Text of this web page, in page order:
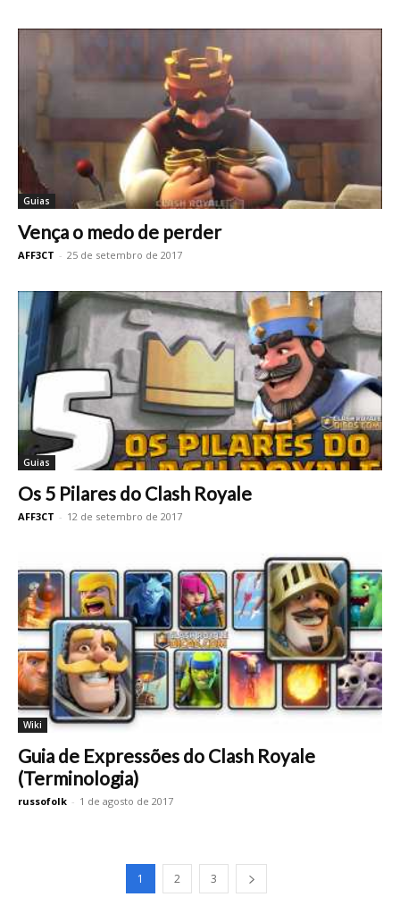
Guias
Vença o medo de perder
AFF3CT - 25 de setembro de 2017
Guias
Os 5 Pilares do Clash Royale
AFF3CT - 12 de setembro de 2017
Wiki
Guia de Expressões do Clash Royale
(Terminologia)
russofolk - 1 de agosto de 2017
1 2 3